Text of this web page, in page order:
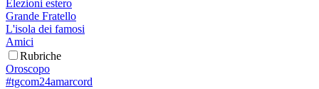
Elezioni estero
Grande Fratello
L'isola dei famosi
Amici
Rubriche
Oroscopo
#tgcom24amarcord